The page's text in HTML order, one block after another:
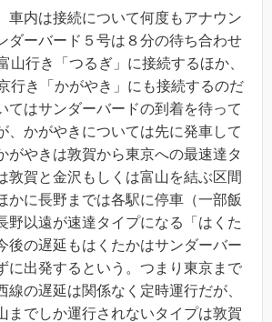
車内は接続について何度もアナウン
ダーバード５号は８分の待ち合わせ
山行き「つるぎ」に接続するほか、
行き「かがやき」にも接続するのだ
てはサンダーバードの到着を待って
、かがやきについては先に発車して
がやきは敦賀から東京への最速達タ
敦賀と金沢もしくは富山を結ぶ区間
かに長野までは各駅に停車（一部飯
野以遠が速達タイプになる「はくた
後の遅延もはくたかはサンダーバー
に出発するという。つまり東京まで
線の遅延は関係なく定時運行だが、
までしか運行されないタイプは敦賀